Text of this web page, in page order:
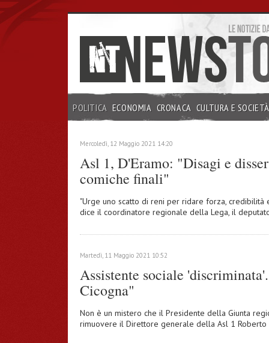
POLITICA ECONOMIA CRONACA CULTURA E
Mercoledì, 12 Maggio 2021 14:20
Asl 1, D'Eramo: "Disagi e
comiche finali"
"Urge uno scatto di reni per ridare forza, credibilità
dice il coordinatore regionale della Lega, il
Martedì, 11 Maggio 2021 10:52
Assistente sociale
Cicogna"
Non è un mistero che il Presidente della Giunta
rimuovere il Direttore generale della Asl 1